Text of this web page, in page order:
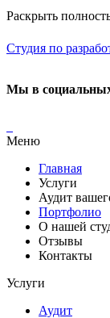
Раскрыть
Студия по
Мы в
Меню
Главная
Услуги
Аудит
Портфолио
О нашей
Отзывы
Контакты
Услуги
Аудит